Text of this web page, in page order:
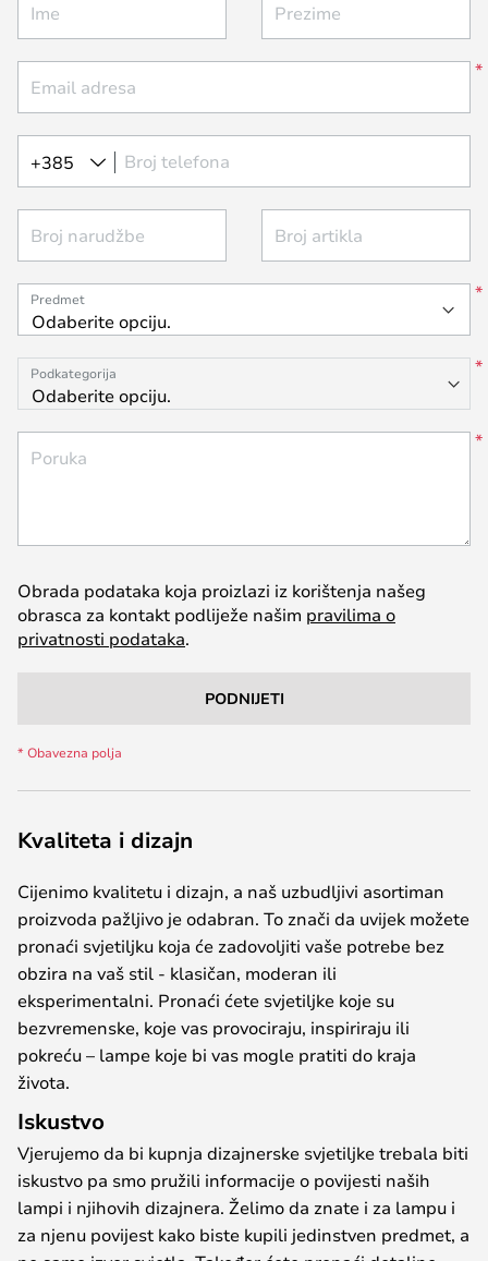
Ime Prezime
Email adresa
Broj telefona
+385
Broj narudžbe Broj artikla
Predmet
Podkategorija
Poruka
Obrada podataka koja proizlazi iz korištenja našeg
obrasca za kontakt podliježe našim pravilima o
privatnosti podataka.
PODNIJETI
Kvaliteta i dizajn
Cijenimo kvalitetu i dizajn, a naš uzbudljivi asortiman
proizvoda pažljivo je odabran. To znači da uvijek možete
pronaći svjetiljku koja će zadovoljiti vaše potrebe bez
obzira na vaš stil - klasičan, moderan ili
eksperimentalni. Pronaći ćete svjetiljke koje su
bezvremenske, koje vas provociraju, inspiriraju ili
pokreću – lampe koje bi vas mogle pratiti do kraja
života.
Iskustvo
Vjerujemo da bi kupnja dizajnerske svjetiljke trebala biti
iskustvo pa smo pružili informacije o povijesti naših
lampi i njihovih dizajnera. Želimo da znate i za lampu i
za njenu povijest kako biste kupili jedinstven predmet, a